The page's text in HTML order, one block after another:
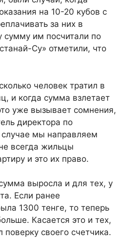
на 10-20 кубов с
за них в
сумму им посчитали по
Су» отметили, что
человек тратил в
и когда сумма взлетает
уже вызывает сомнения,
директора по
мы направляем
всегда жильцы
и это их право.
выросла и для тех, у
Если ранее
1300 тенге, то теперь
Касается это и тех,
своего счетчика.